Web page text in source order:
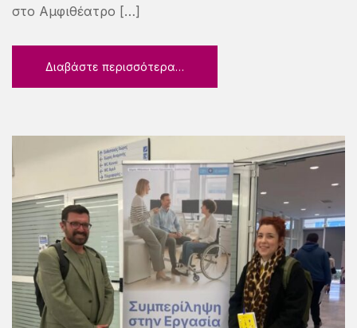
στο Αμφιθέατρο […]
Διαβάστε περισσότερα…